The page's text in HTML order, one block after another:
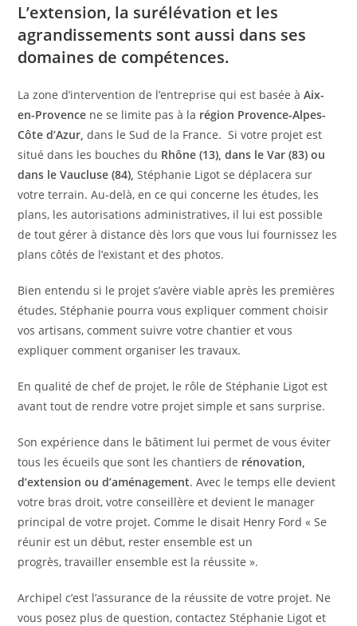
L’extension, la surélévation et les
agrandissements sont aussi dans ses
domaines de compétences.
La zone d’intervention de l’entreprise qui est basée à Aix-
en-Provence ne se limite pas à la région Provence-Alpes-
Côte d’Azur,dans le Sud de la France. Si votre projet est
situé dans les bouches du Rhône (13), dans le Var (83) ou
dans le Vaucluse (84), Stéphanie Ligot se déplacera sur
votre terrain. Au-delà, en ce qui concerne les études, les
plans, les autorisations administratives, il lui est possible
de tout gérer à distance dès lors que vous lui fournissez les
plans côtés de l’existant et des photos.
Bien entendu si le projet s’avère viable après les premières
études, Stéphanie pourra vous expliquer comment choisir
vos artisans, comment suivre votre chantier et vous
expliquer comment organiser les travaux.
En qualité de chef de projet, le rôle de Stéphanie Ligot est
avant tout de rendre votre projet simple et sans surprise.
Son expérience dans le bâtiment lui permet de vous éviter
tous les écueils que sont les chantiers de rénovation,
d’extension ou d’aménagement. Avec le temps elle devient
votre bras droit, votre conseillère et devient le manager
principal de votre projet. Comme le disait Henry Ford « Se
réunir est un début, rester ensemble est un
progrès, travailler ensemble est la réussite ».
Archipel c’est l’assurance de la réussite de votre projet. Ne
vous posez plus de question, contactez Stéphanie Ligot et